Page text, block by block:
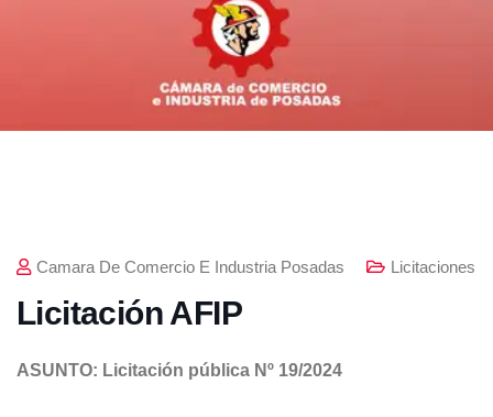
Camara De Comercio E Industria Posadas Licitaciones
Licitación AFIP
ASUNTO: Licitación pública Nº 19/2024